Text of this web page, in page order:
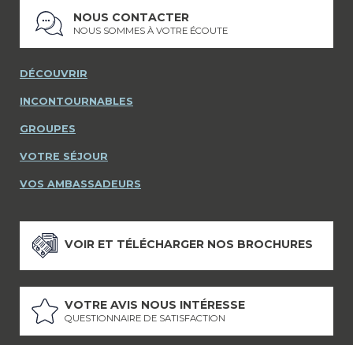
NOUS CONTACTER
NOUS SOMMES À VOTRE ÉCOUTE
DÉCOUVRIR
INCONTOURNABLES
GROUPES
VOTRE SÉJOUR
VOS AMBASSADEURS
VOIR ET TÉLÉCHARGER NOS BROCHURES
VOTRE AVIS NOUS INTÉRESSE
QUESTIONNAIRE DE SATISFACTION